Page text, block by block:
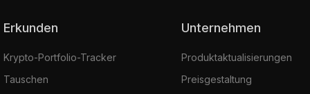
Erkunden
Krypto-Portfolio-Tracker
Tauschen
Unternehmen
Produktaktualisierungen
Preisgestaltung